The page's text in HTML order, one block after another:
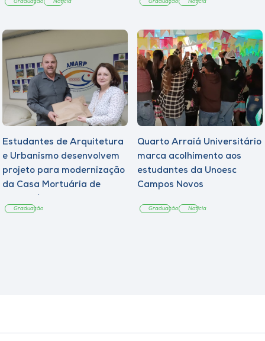
Graduação Notícia Graduação Notícia
Estudantes de Arquitetura
e Urbanismo desenvolvem
projeto para modernização
da Casa Mortuária de
Graduação
Quarto Arraiá Universitário
marca acolhimento aos
estudantes da Unoesc
Campos Novos
Graduação Notícia